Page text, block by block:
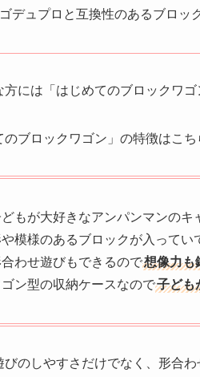
デュプロと互換性のあるブロッ
方には「はじめてのブロックワゴ
のブロックワゴン」の特徴はこち
もが大好きなアンパンマンのキ
模様のあるブロックが入ってい
わせ遊びもできるので想像力も
ゴン型の収納ケースなので子ども
びのしやすさだけでなく、形合